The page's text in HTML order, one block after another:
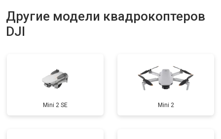
Другие модели квадрокоптеров
DJI
Mini 2 SE Mini 2